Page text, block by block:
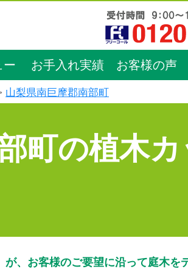
ー お手入れ実績 お客様の声
山梨県南巨摩郡南部町
町の植木
、お客様のご要望に沿って庭木を